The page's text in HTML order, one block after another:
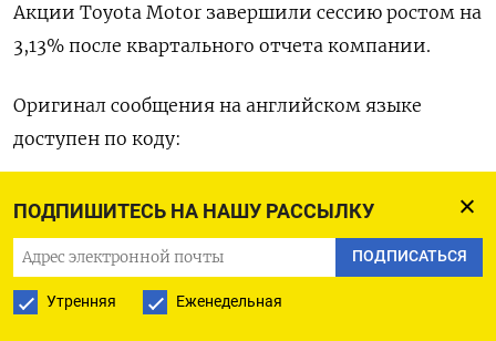
ПОДПИШИТЕСЬ НА НАШУ РАССЫЛКУ
ПОДПИСАТЬСЯ
Утренняя Еженедельная
Акции Toyota Motor завершили сессию ростом на
3,13% после квартального отчета компании.​
Оригинал сообщения на английском языке
доступен по коду:
(Дзюнко Фудзита)
ПОДПИСАТЬСЯ НА ТЕЛЕГРАМ